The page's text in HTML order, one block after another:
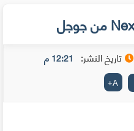
تاريخ النشر: 12:21 م
A
+